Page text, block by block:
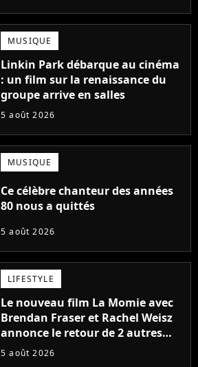
MUSIQUE
Linkin Park débarque au cinéma
: un film sur la renaissance du
groupe arrive en salles
5 août 2026
MUSIQUE
Ce célèbre chanteur des années
80 nous a quittés
5 août 2026
LIFESTYLE
Le nouveau film La Momie avec
Brendan Fraser et Rachel Weisz
annonce le retour de 2 autres
personnages emblématiques de
5 août 2026